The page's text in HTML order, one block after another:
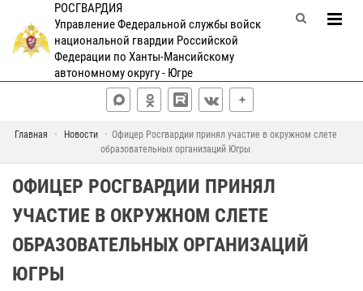
РОСГВАРДИЯ
Управление Федеральной службы войск
национальной гвардии Российской
Федерации по Ханты-Мансийскому
автономному округу - Югре
Главная Новости
Офицер Росгвардии принял участие в окружном слете
образовательных организаций Югры
ОФИЦЕР РОСГВАРДИИ ПРИНЯЛ
УЧАСТИЕ В ОКРУЖНОМ СЛЕТЕ
ОБРАЗОВАТЕЛЬНЫХ ОРГАНИЗАЦИЙ
ЮГРЫ